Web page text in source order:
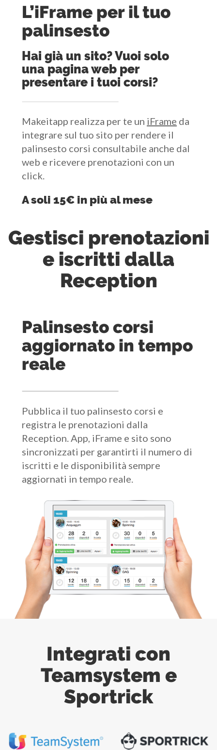
L’iFrame per il tuo
palinsesto
Hai già un sito? Vuoi solo
una pagina web per
presentare i tuoi corsi?
Makeitapp realizza per te un iFrame da
integrare sul tuo sito per rendere il
palinsesto corsi consultabile anche dal
web e ricevere prenotazioni con un
click.
A soli 15€ in più al mese
Gestisci prenotazioni
e iscritti dalla
Reception
Palinsesto corsi
aggiornato in tempo
reale
Pubblica il tuo palinsesto corsi e
registra le prenotazioni dalla
Reception. App, iFrame e sito sono
sincronizzati per garantirti il numero di
iscritti e le disponibilità sempre
aggiornati in tempo reale.
Integrati con
Teamsystem e
Sportrick